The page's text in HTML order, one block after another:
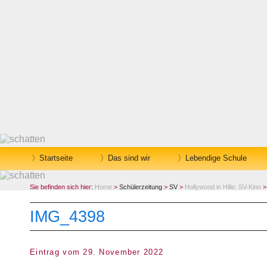
Startseite Das sind wir Lebendige Schule
Sie befinden sich hier: Home > Schülerzeitung > SV > Hollywood in Hille: SV-Kino
IMG_4398
Eintrag vom 29. November 2022